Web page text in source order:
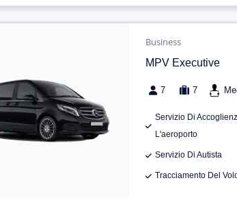
Business
MPV Executive
7 7
Servizio Di
L'aeroporto
Servizio Di Autista
Tracciamento Del